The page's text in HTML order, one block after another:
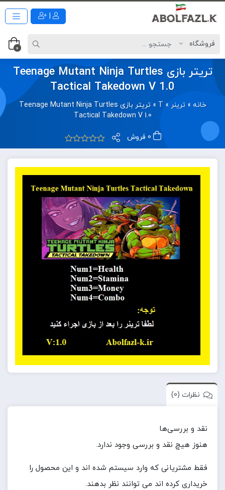
0
تریتر بازی Teenage Mutant Ninja Turtles
Tactical Takedown V 1.0
خانه »ترینر »
T
»
تریتر بازی Teenage Mutant Ninja Turtles
Tactical Takedown V 1.0
نظرات (0)
نقد و بررسی‌ها
هنوز هیچ نقد و بررسی وجود ندارد.
فقط مشتریانی که وارد سیستم شده اند و این محصول را
خریداری کرده اند می توانند نظر بدهند.